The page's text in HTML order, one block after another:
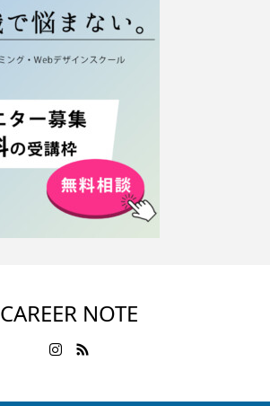
CAREER NOTE